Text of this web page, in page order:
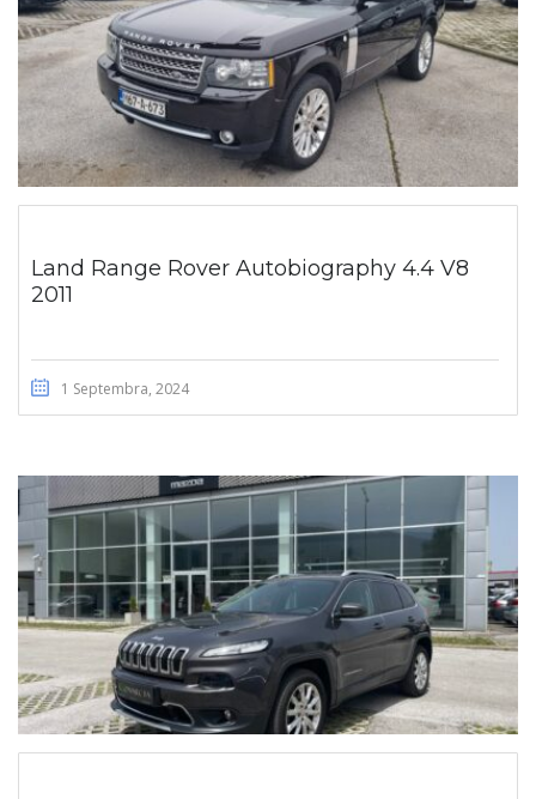
Land Range Rover Autobiography 4.4 V8
2011
1 Septembra, 2024